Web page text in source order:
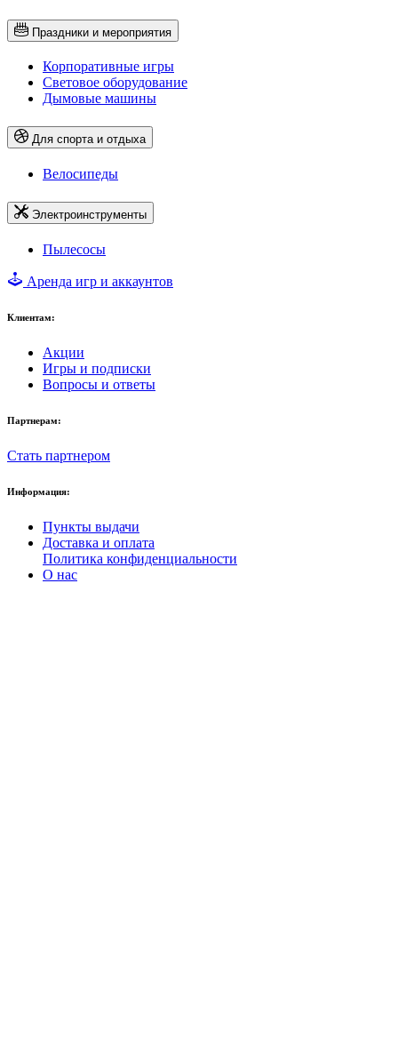
Праздники и мероприятия
Корпоративные игры
Световое оборудование
Дымовые машины
Для спорта и отдыха
Велосипеды
Электроинструменты
Пылесосы
Аренда игр и аккаунтов
Клиентам:
Акции
Игры и подписки
Вопросы и ответы
Партнерам:
Стать партнером
Информация:
Пункты выдачи
Доставка и оплата
Политика конфиденциальности
О нас